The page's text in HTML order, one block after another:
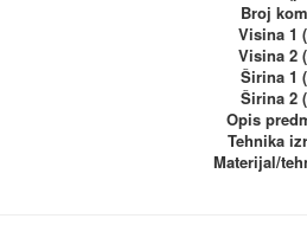
Broj
Visina 1
Visina 2
Širina 1
Širina 2
Opis
Tehnika
Materijal/